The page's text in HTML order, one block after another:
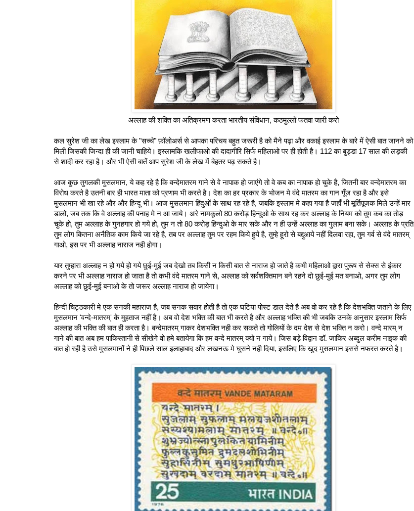
अल्लाह की शक्ति का अतिक्रमण करता भारतीय संविधान, कठमुल्लों फतवा जारी करो
कल सुरेश जी का लेख इस्लाम के "सच्चे" फ़ॉलोअर्स से आपका परिचय बहुत जरूरी है को मैने पढ़ा और वकाई इस्‍लाम के बारे में ऐसी बात जानने को
मिली जिसकी जिन्दा ही की जानी चाहिये। इस्‍लामकि खलीफाओ की दादागीरि सिर्फ महिलाओ पर ही होती है। 112 का बुड्डा 17 साल की लड़की
से शादी कर रहा है। और भी ऐसी बातें आप सुरेश जी के लेख में बेहतर पढ़ सकते है।
आज कुछ तुगलकी मुसलमान, ये कह रहे है कि वन्देमातरम गाने से वे नापाक हो जाएंगे तो वे कब का नापाक हो चुके है, जितनी बार वन्देमातरम का
विरोध करते है उतनी बार ही भारत माता को प्रणाम भी करते है। देश का हर प्रकार के भोजन मे वंदे मातरम का गान गूँज रहा है और इसे
मुसलमान भी खा रहे और और हिन्दू भी। आज मुसलमान हिंदुओं के साथ रह रहे है, जबकि इस्लाम मे कहा गया है जहाँ भी मूर्तिपूजक मिले उन्हें मार
डालो, जब तक कि वे अल्‍लाह की पनाह मे न आ जाये। अरे नामकूलो 80 करोड़ हिन्दुओ के साथ रह कर अल्‍लाह के नियम को तुम कब का तोड़
चुके हो, तुम अल्लाह के गुनहगार हो गये हो, तुम न तो 80 करोड़ हिन्दुओ के मार सके और न ही उन्हें अल्लाह का गुलाम बना सके। अल्लाह के प्रति
तुम लोग कितना अनैतिक काम किये जा रहे है, तब पर अल्लाह तुम पर रहम किये हुये है, तुम्हे हूरो से बद्दुआये नहीं दिलवा रहा, तुम गर्व से वंदे मातरम्
गाओ, इस पर भी अल्लाह नाराज नही होगा।
यार तुम्हारा अल्लाह न हो गये हो गये छुई-मुई जब देखो तब किसी न किसी बात से नाराज हो जाते है कभी महिलाओ द्वारा पुरूष से सेक्‍स से इंकार
करने पर भी अल्लाह नाराज हो जाता है तो कभी वंदे मातरम गाने से, अल्लाह को सर्वशक्तिमान बने रहने दो छुई-मुई मत बनाओ, अगर तुम लोग
अल्लाह को छुई-मुई बनाओ के तो जरूर अल्लाह नाराज हो जायेगा।
हिन्‍दी चिट्ठकारी मे एक सनकी महाराज है, जब सनक सवार होती है तो एक घटिया पोस्‍ट डाल देते है अब वो कर रहे है कि देशभक्ति जताने के लिए
मुसलमान 'वन्दे-मातरम्' के मुहताज नहीं है। अब वो देश भक्ति की बात भी करते है और अल्लाह भक्ति की भी जबकि उनके अनुसार इस्लाम सिर्फ
अल्लाह की भक्ति की बात ही करता है। बन्देमातरम् गाकर देशभक्ति नही कर सकते तो गोलियों के दम देश से देश भक्ति न करो। वन्दे मारम् न
गाने की बात अब हम पाकिस्‍तानी से सीखेगे वो हमे बतायेगा कि हम वन्दे मातरम् क्‍यो न गाये। जिस बड़े विद्वान डॉ. जाकिर अब्दुल करीम नाइक की
बात हो रही है उसे मुसलमानों ने ही पिछले साल इलाहाबाद और लखनऊ मे घुसने नही दिया, इसलिए कि खुद मुसलमान इससे नफरत करते है।